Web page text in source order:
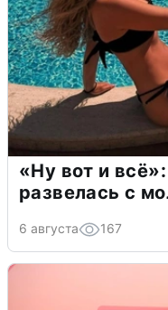
«Ну вот и
развелась с
6 августа 167